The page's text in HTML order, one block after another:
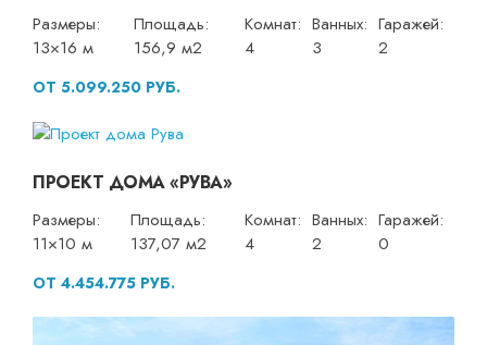
Размеры:
13×16 м
Площадь:
156,9 м2
Комнат:
4
Ванных:
3
Гаражей:
2
ОТ 5.099.250 РУБ.
ПРОЕКТ ДОМА «РУВА»
Размеры:
11×10 м
Площадь:
137,07 м2
Комнат:
4
Ванных:
2
Гаражей:
0
ОТ 4.454.775 РУБ.